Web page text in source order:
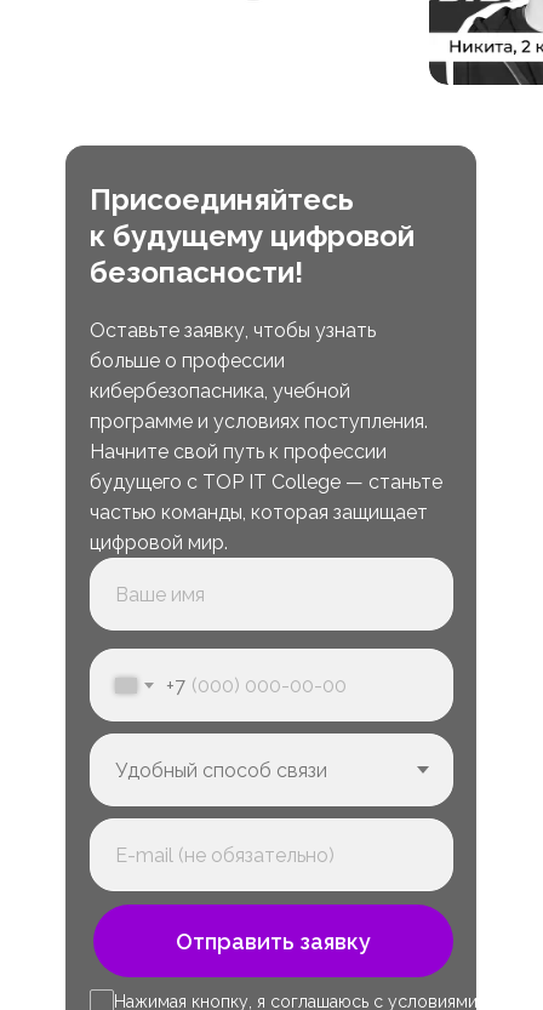
Присоединяйтесь
к будущему цифровой
безопасности!
Оставьте заявку, чтобы узнать
больше о профессии
кибербезопасника, учебной
программе и условиях поступления.
Начните свой путь к профессии
будущего с TOP IT College — станьте
частью команды, которая защищает
цифровой мир.
+7
Отправить заявку
Нажимая кнопку, я соглашаюсь с условиями